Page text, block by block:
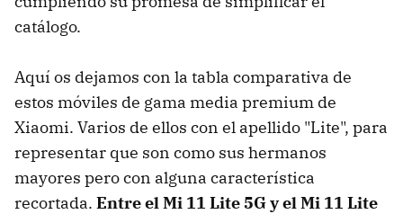
catálogo.
Aquí os dejamos con la tabla comparativa de
estos móviles de gama media premium de
Xiaomi. Varios de ellos con el apellido "Lite", para
representar que son como sus hermanos
mayores pero con alguna característica
recortada. Entre el Mi 11 Lite 5G y el Mi 11 Lite